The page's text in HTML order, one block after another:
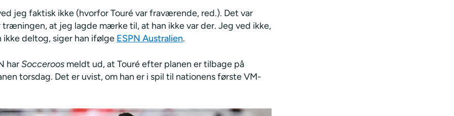
jeg faktisk ikke (hvorfor Touré var fraværende, red.). Det var
at jeg lagde mærke til, at han ikke var der. Jeg ved ikke,
ikke deltog, siger han ifølge ESPN Australien.
harSocceroos meldt ud, at Touré efter planen er tilbage på
torsdag. Det er uvist, om han er i spil til nationens første VM-